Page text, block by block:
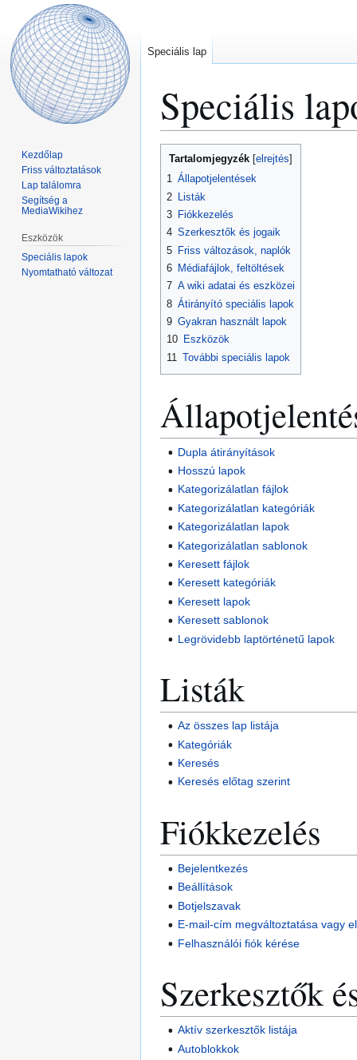
Speciális
Ugrás
navigációhoz
Ugrás
kereséshez
Tartalomjegyzék
1 Állapotjelentések
2
Listák
3 Fiókkezelés
4 Szerkesztők és jogaik
5 Friss változások, naplók
6 Médiafájlok, feltöltések
7 A wiki adatai és eszközei
8 Átirányító speciális lapok
9 Gyakran használt lapok
10 Eszközök
11 További speciális lapok
Dupla átirányítások
Hosszú lapok
Kategorizálatlan fájlok
Kategorizálatlan kategóriák
Kategorizálatlan lapok
Kategorizálatlan sablonok
Keresett fájlok
Keresett kategóriák
Keresett lapok
Keresett sablonok
Legrövidebb laptörténetű lapok
Listák
Az összes lap listája
Kategóriák
Keresés
Keresés előtag szerint
Fiókkezelés
Bejelentkezés
Beállítások
Botjelszavak
E-mail-cím megváltoztatása vagy
Felhasználói fiók kérése
Szerkesztők
Aktív szerkesztők listája
Autoblokkok
Speciális lap
Kezdőlap
Friss változtatások
Lap találomra
Segítség a
MediaWikihez
Eszközök
Speciális lapok
Nyomtatható változat